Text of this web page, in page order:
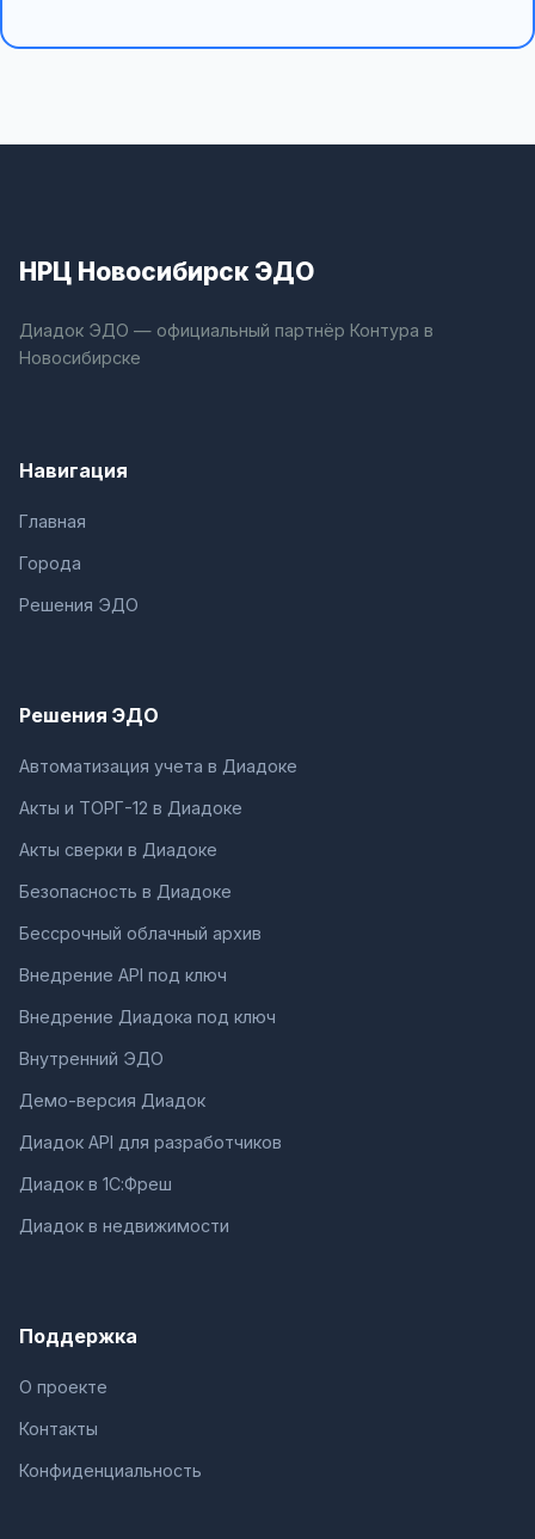
НРЦ Новосибирск ЭДО
Диадок ЭДО — официальный партнёр Контура в
Новосибирске
Навигация
Главная
Города
Решения ЭДО
Решения ЭДО
Автоматизация учета в Диадоке
Акты и ТОРГ-12 в Диадоке
Акты сверки в Диадоке
Безопасность в Диадоке
Бессрочный облачный архив
Внедрение API под ключ
Внедрение Диадока под ключ
Внутренний ЭДО
Демо-версия Диадок
Диадок API для разработчиков
Диадок в 1С:Фреш
Диадок в недвижимости
Поддержка
О проекте
Контакты
Конфиденциальность